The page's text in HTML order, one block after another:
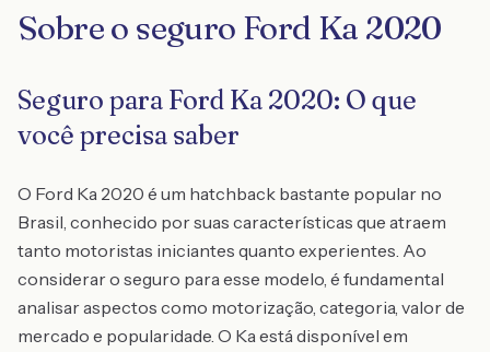
Sobre o seguro Ford Ka 2020
Seguro para Ford Ka 2020: O que
você precisa saber
O Ford Ka 2020 é um hatchback bastante popular no
Brasil, conhecido por suas características que atraem
tanto motoristas iniciantes quanto experientes. Ao
considerar o seguro para esse modelo, é fundamental
analisar aspectos como motorização, categoria, valor de
mercado e popularidade. O Ka está disponível em